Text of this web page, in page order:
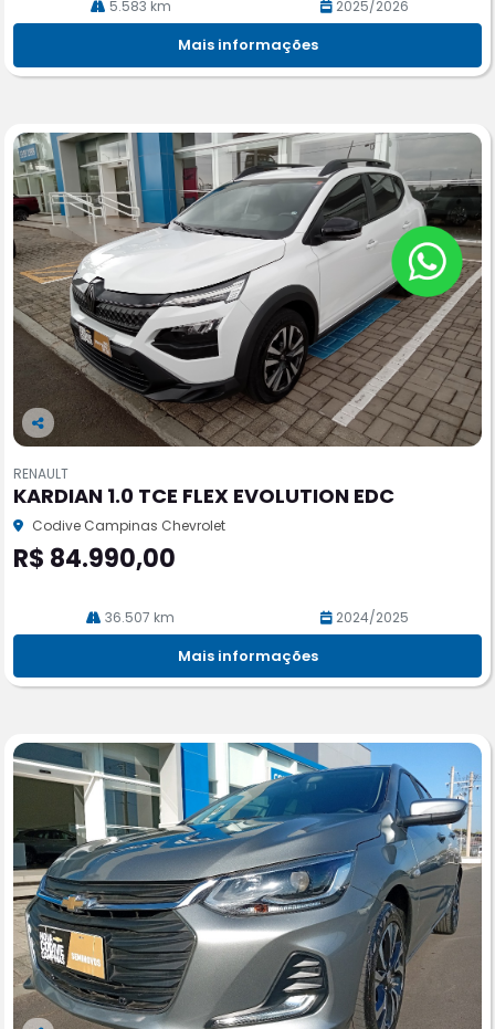
5.583 km 2025/2026
Mais informações
Co
pa
rtil
he
RENAULT
KARDIAN 1.0 TCE FLEX EVOLUTION EDC
Codive Campinas Chevrolet
R$ 84.990,00
36.507 km 2024/2025
Mais informações